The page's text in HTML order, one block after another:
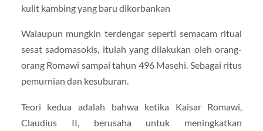
kulit kambing yang baru dikorbankan
Walaupun mungkin terdengar seperti semacam ritual
sesat sadomasokis, itulah yang dilakukan oleh orang-
orang Romawi sampai tahun 496 Masehi. Sebagai ritus
pemurnian dan kesuburan.
Teori kedua adalah bahwa ketika Kaisar Romawi,
Claudius II, berusaha untuk meningkatkan